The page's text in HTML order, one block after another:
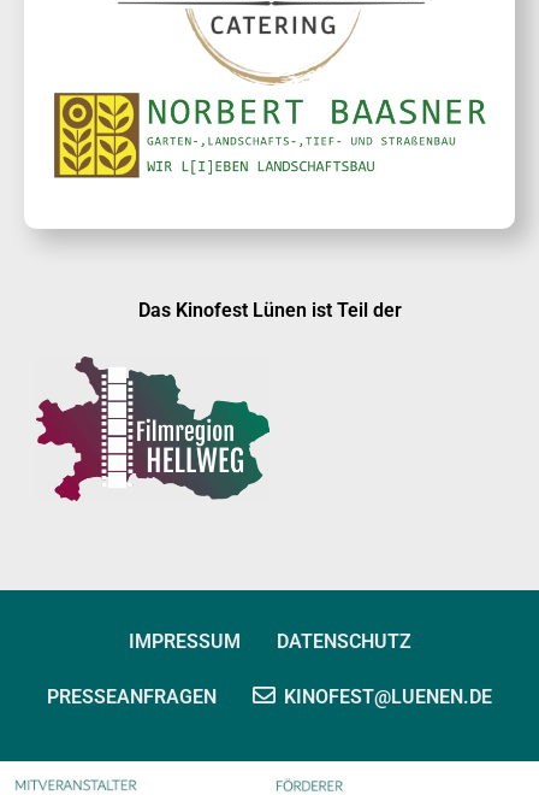
Das Kinofest Lünen ist Teil der
IMPRESSUM DATENSCHUTZ
PRESSEANFRAGEN KINOFEST@LUENEN.DE